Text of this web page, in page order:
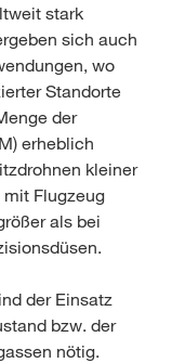
stark
sich auch
wo
Standorte
der
erheblich
kleiner
Flugzeug
als bei
der Einsatz
bzw. der
nötig.